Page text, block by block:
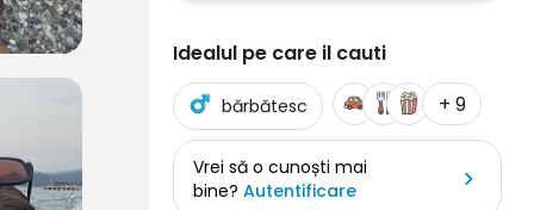
Idealul pe care il cauti
bărbătesc + 9
Vrei să o cunoști mai
bine? Autentificare